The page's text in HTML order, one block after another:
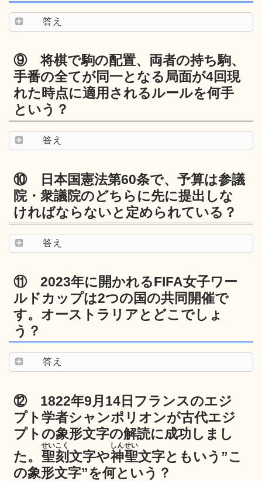
答え
⑨ 将棋で駒の配置、両者の持ち駒、
手番の全てが同一となる局面が4回現
れた時点に適用されるルールを何手
という？
答え
⑩ 日本国憲法第60条で、予算は参議
院・衆議院のどちらに先に提出しな
ければならないと定められている？
答え
⑪ 2023年に開かれるFIFA女子ワー
ルドカップは2つの国の共同開催で
す。オーストラリアとどこでしょ
う？
答え
⑫ 1822年9月14日フランスのエジ
プト学者シャンポリオンが古代エジ
プトの象形文字の解読に成功しまし
た。 聖刻
せいこく
文字や神聖
しんせい
文字ともいう”こ
の象形文字”を何という？